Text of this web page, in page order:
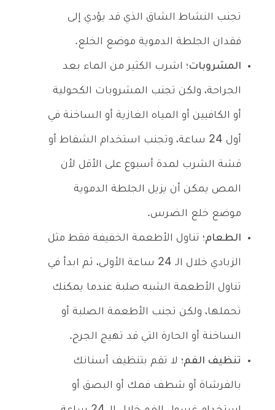
تجنب النشاط الشاق الذي قد يؤدي إلى
فقدان الجلطة الدموية موضع الخلع.
المشروبات؛ اشرب الكثير من الماء بعد
الجراحة، ولكن تجنب المشروبات الكحولية
أو الكافيين أو المياه الغازية أو الساخنة في
أول 24 ساعة، وتجنب استخدام الشفاط أو
قشة الشرب لمدة أسبوع على الأقل لأن
المص يمكن أن يزيل الجلطة الدموية
موضع خلع الضرس.
الطعام؛ تناول الأطعمة الخفيفة فقط مثل
الزبادي خلال الـ 24 ساعة الأولى، ثم ابدأ في
تناول الأطعمة الشبه صلبة عندما يمكنك
تحملها، ولكن تجنب الأطعمة الصلبة أو
الساخنة أو الحارة التي قد تهيج الجرح.
تنظيف الفم؛ لا تقم بتنظيف أسنانك
بالفرشاة أو شطف فمك أو البصق أو